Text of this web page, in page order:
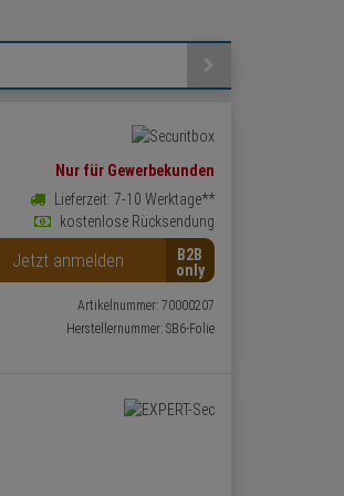
Nur für Gewerbekunden
Lieferzeit: 7-10 Werktage**
kostenlose Rücksendung
Jetzt anmelden B2B
Artikelnummer: 70000207
Herstellernummer: SB6-Folie